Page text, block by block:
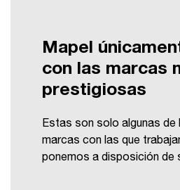
Mapel
con las marcas
prestigiosas
Estas son solo algunas de
marcas con las que
ponemos a disposición de